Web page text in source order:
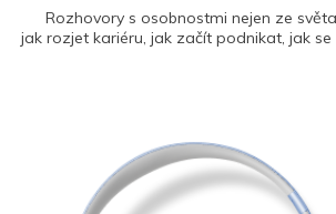
Rozhovory s osobnostmi nejen ze
jak rozjet kariéru, jak začít podnikat, jak